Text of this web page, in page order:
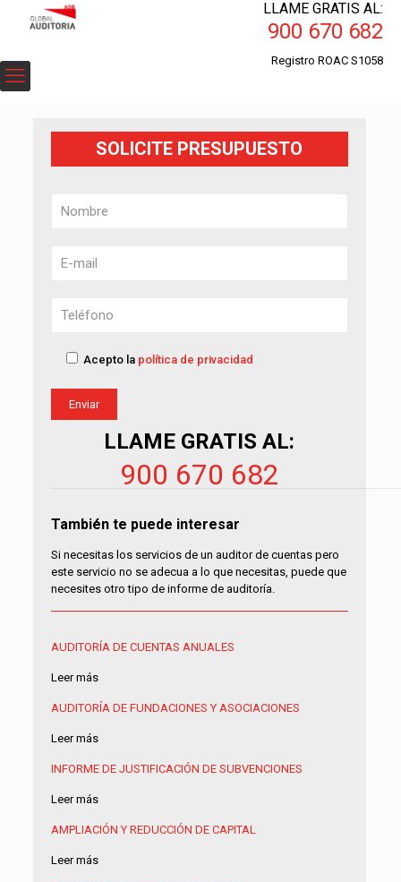
LLAME GRATIS AL:
900 670 682
Registro ROAC S1058
SOLICITE PRESUPUESTO
Acepto la política de privacidad
LLAME GRATIS AL:
900 670 682
También te puede interesar
Si necesitas los servicios de un auditor de cuentas pero
este servicio no se adecua a lo que necesitas, puede que
necesites otro tipo de informe de auditoría.
AUDITORÍA DE CUENTAS ANUALES
Leer más
AUDITORÍA DE FUNDACIONES Y ASOCIACIONES
Leer más
INFORME DE JUSTIFICACIÓN DE SUBVENCIONES
Leer más
AMPLIACIÓN Y REDUCCIÓN DE CAPITAL
Leer más